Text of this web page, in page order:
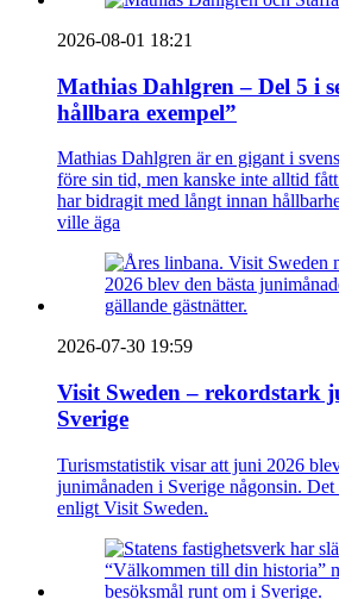
2026-08-01 18:21
Mathias Dahlgren – Del 5 i
hållbara exempel”
Mathias Dahlgren är en gigant i
före sin tid, men kanske inte alltid
har bidragit med långt innan
ville äga
2026-07-30 19:59
Visit Sweden – rekordstark
Sverige
Turismstatistik visar att juni 2026
junimånaden i Sverige någonsin.
enligt Visit Sweden.